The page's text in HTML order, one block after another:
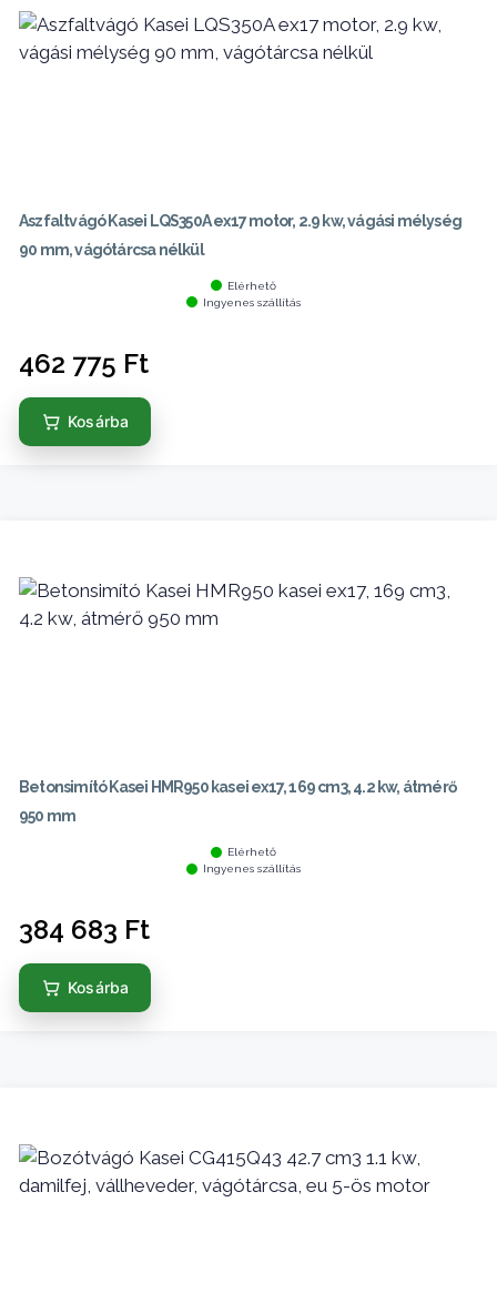
Aszfaltvágó Kasei LQS350A ex17 motor, 2.9 kw, vágási mélység
90 mm, vágótárcsa nélkül
Elérhető
Ingyenes szállítás
462 775 Ft
Kosárba
Betonsimító Kasei HMR950 kasei ex17, 169 cm3, 4.2 kw, átmérő
950 mm
Elérhető
Ingyenes szállítás
384 683 Ft
Kosárba